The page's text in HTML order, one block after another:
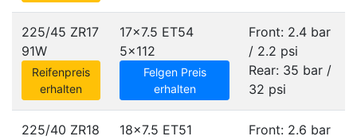
225/45 ZR17
91W
Reifenpreis
erhalten
17x7.5 ET54
5x112
Felgen Preis
erhalten
Front: 2.4 bar
/ 2.2 psi
Rear: 35 bar /
32 psi
225/40 ZR18
18x7.5 ET51
Front: 2.6 bar